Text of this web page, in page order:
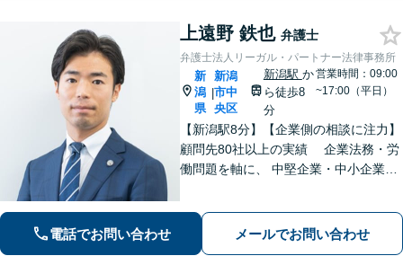
上遠野 鉄也 弁護士
弁護士法人リーガル・パートナー法律事務所
新
潟
県
|
新潟
市中
央区
新潟駅 か
ら徒歩8
分
営業時間：09:00
~17:00（平日）
【新潟駅8分】【企業側の相談に注力】
顧問先80社以上の実績 企業法務・労
働問題を軸に、 中堅企業・中小企業・
支える経営者の参謀としてサポートし
ます。 お気軽にご相談ください。
電話でお問い合わせ メールでお問い合わせ